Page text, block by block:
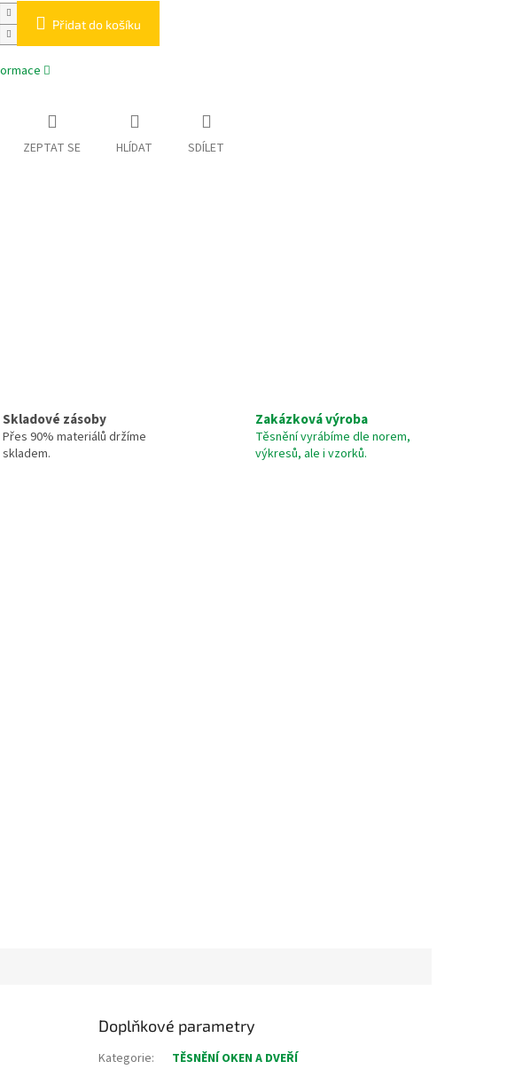
Přidat do košíku
ZEPTAT SE HLÍDAT SDÍLET
Skladové zásoby
Přes 90% materiálů držíme
skladem.
Zakázková výroba
Těsnění vyrábíme dle norem,
výkresů, ale i vzorků.
Doplňkové parametry
Kategorie:
TĚSNĚNÍ OKEN A DVEŘÍ